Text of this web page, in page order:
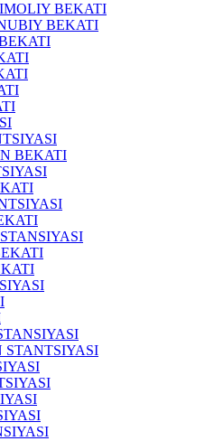
BEKATI
BEKATI
BEKATI
STANTSIYASI